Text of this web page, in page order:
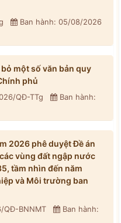
Ban hành: 05/08/2026
một số văn bản quy
phủ
QĐ-TTg
Ban hành:
2026 phê duyệt Đề án
vùng đất ngập nước
tầm nhìn đến năm
và Môi trường ban
QĐ-BNNMT
Ban hành: